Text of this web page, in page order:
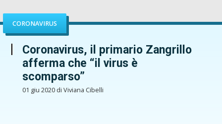
CORONAVIRUS
Coronavirus, il primario Zangrillo
afferma che “il virus è
scomparso”
01 giu 2020 di Viviana Cibelli